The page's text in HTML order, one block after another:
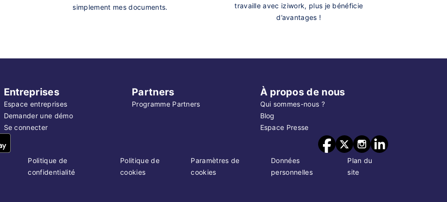
simplement mes documents.
travaille avec iziwork, plus je bénéficie
d’avantages !
Entreprises
Espace entreprises
Demander une démo
Se connecter
Partners
Programme Partners
À propos de nous
Qui sommes-nous ?
Blog
Espace Presse
Politique de
confidentialité
Politique de
cookies
Paramètres de
cookies
Données
personnelles
Plan du
site